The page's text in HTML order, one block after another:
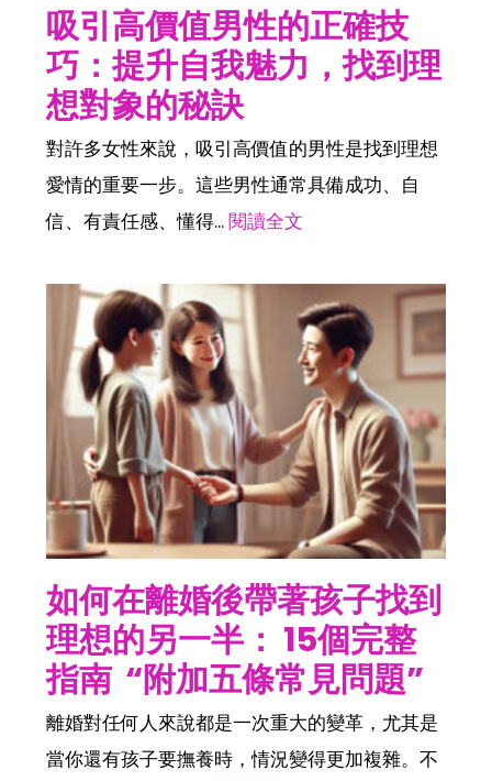
吸引高價值男性的正確技
巧：提升自我魅力，找到理
想對象的秘訣
對許多女性來說，吸引高價值的男性是找到理想
愛情的重要一步。這些男性通常具備成功、自
信、有責任感、懂得...閱讀全文
如何在離婚後帶著孩子找到
理想的另一半： 15個完整
指南 “附加五條常見問題”
離婚對任何人來說都是一次重大的變革，尤其是
當你還有孩子要撫養時，情況變得更加複雜。不